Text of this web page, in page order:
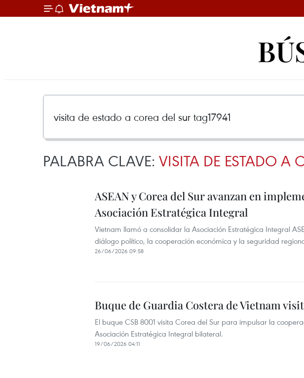
PALABRA CLAVE: VISITA DE ESTADO A
ASEAN y Corea del Sur avanzan en
Asociación Estratégica Integral
Vietnam llamó a consolidar la Asociación Estratégica Integral
diálogo político, la cooperación económica y la seguridad
26/06/2026 09:58
Buque de Guardia Costera de Vietnam
El buque CSB 8001 visita Corea del Sur para impulsar la
Asociación Estratégica Integral bilateral.
19/06/2026 04:11